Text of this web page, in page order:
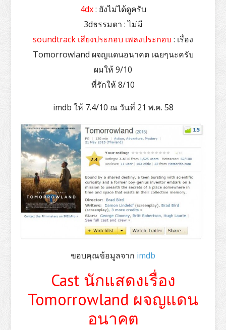
4dx: ยังไม่ได้ดูครับ
3dธรรมดา : ไม่มี
soundtrack เสียงประกอบ เพลงประกอบ : เรื่อง
Tomorrowland ผจญแดนอนาคต เฉยๆนะครับ
ผมให้ 9/10
ที่รักให้ 8/10
imdb ให้ 7.4/10 ณ วันที่ 21 พ.ค. 58
ขอบคุณข้อมูลจาก imdb
Cast นักแสดงเรื่อง
Tomorrowland ผจญแดน
อนาคต